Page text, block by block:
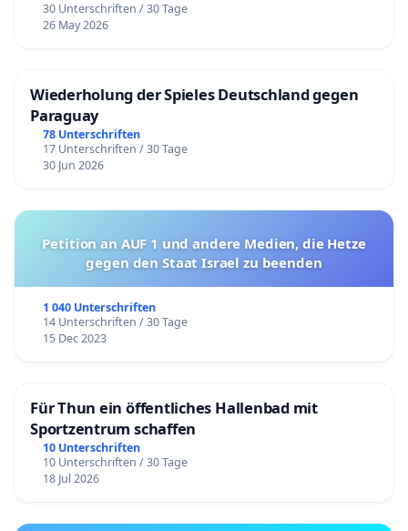
30 Unterschriften / 30 Tage
26 May 2026
Wiederholung der Spieles Deutschland gegen
Paraguay
78 Unterschriften
17 Unterschriften / 30 Tage
30 Jun 2026
Petition an AUF 1 und andere Medien, die Hetze
gegen den Staat Israel zu beenden
1 040 Unterschriften
14 Unterschriften / 30 Tage
15 Dec 2023
Für Thun ein öffentliches Hallenbad mit
Sportzentrum schaffen
10 Unterschriften
10 Unterschriften / 30 Tage
18 Jul 2026